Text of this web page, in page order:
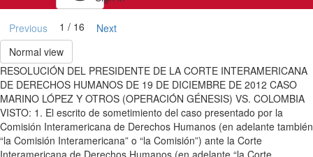
Previous 1 / 16
Next
Normal view
RESOLUCIÓN DEL PRESIDENTE DE LA CORTE INTERAMERICANA
DE DERECHOS HUMANOS DE 19 DE DICIEMBRE DE 2012 CASO
MARINO LÓPEZ Y OTROS (OPERACIÓN GÉNESIS) VS. COLOMBIA
VISTO: 1. El escrito de sometimiento del caso presentado por la
Comisión Interamericana de Derechos Humanos (en adelante también
“la Comisión Interamericana” o “la Comisión”) ante la Corte
Interamericana de Derechos Humanos (en adelante “la Corte